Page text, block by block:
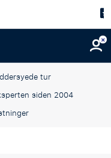
tur
siden 2004